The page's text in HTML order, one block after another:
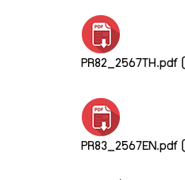
PR82_2567TH.pdf (
PR83_2567EN.pdf (